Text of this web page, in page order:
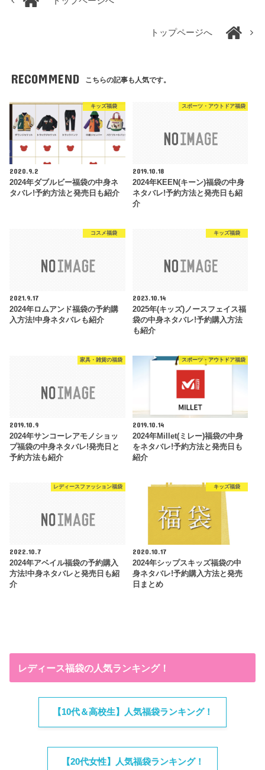
トップページへ
RECOMMEND こちらの記事も人気です。
キッズ福袋
2020.9.2
2024年ダブルビー福袋の中身ネ
タバレ!予約方法と発売日も紹介
スポーツ・アウトドア福袋
2019.10.18
2024年KEEN(キーン)福袋の中身
ネタバレ!予約方法と発売日も紹
介
コスメ福袋
2021.9.17
2024年ロムアンド福袋の予約購
入方法!中身ネタバレも紹介
キッズ福袋
2023.10.14
2025年(キッズ)ノースフェイス福
袋の中身ネタバレ!予約購入方法
も紹介
家具・雑貨の福袋
2019.10.9
2024年サンコーレアモノショッ
プ福袋の中身ネタバレ!発売日と
予約方法も紹介
スポーツ・アウトドア福袋
2019.10.14
2024年Millet(ミレー)福袋の中身
をネタバレ!予約方法と発売日も
紹介
レディースファッション福袋
2022.10.7
2024年アベイル福袋の予約購入
方法!中身ネタバレと発売日も紹
介
キッズ福袋
2020.10.17
2024年シップスキッズ福袋の中
身ネタバレ!予約購入方法と発売
日まとめ
レディース福袋の人気ランキング！
【10代＆高校生】人気福袋ランキング！
【20代女性】人気福袋ランキング！